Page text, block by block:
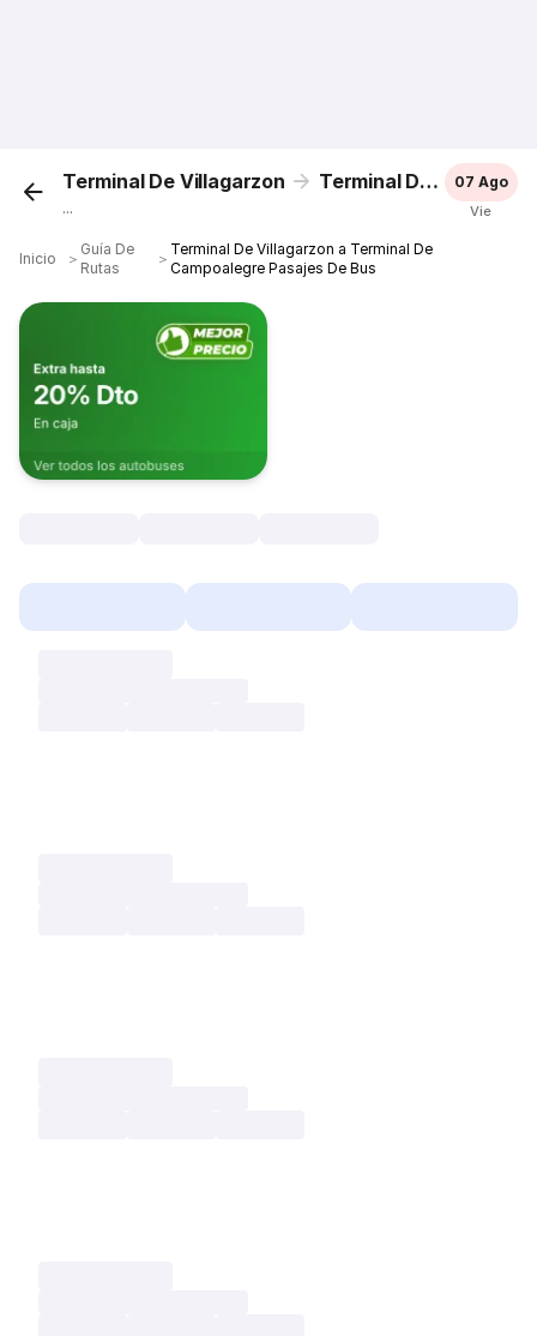
Terminal De Villagarzon Terminal De Campoalegre
...
07 Ago
Vie
Inicio ＞
Guía De
Rutas
＞
Terminal De Villagarzon a Terminal De
Campoalegre Pasajes De Bus